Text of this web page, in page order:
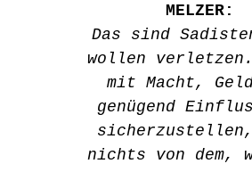
MELZER:
Das sind
wollen
mit Macht,
genügend
nichts von dem,